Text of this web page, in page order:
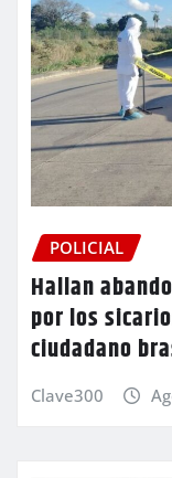
POLICIAL
Hallan
por los
ciudadano
Clave300